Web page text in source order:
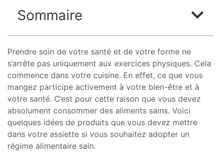
Sommaire
Prendre soin de votre santé et de votre forme ne
s’arrête pas uniquement aux exercices physiques. Cela
commence dans votre cuisine. En effet, ce que vous
mangez participe activement à votre bien-être et à
votre santé. C’est pour cette raison que vous devez
absolument consommer des aliments sains. Voici
quelques idées de produits que vous devez mettre
dans votre assiette si vous souhaitez adopter un
régime alimentaire sain.